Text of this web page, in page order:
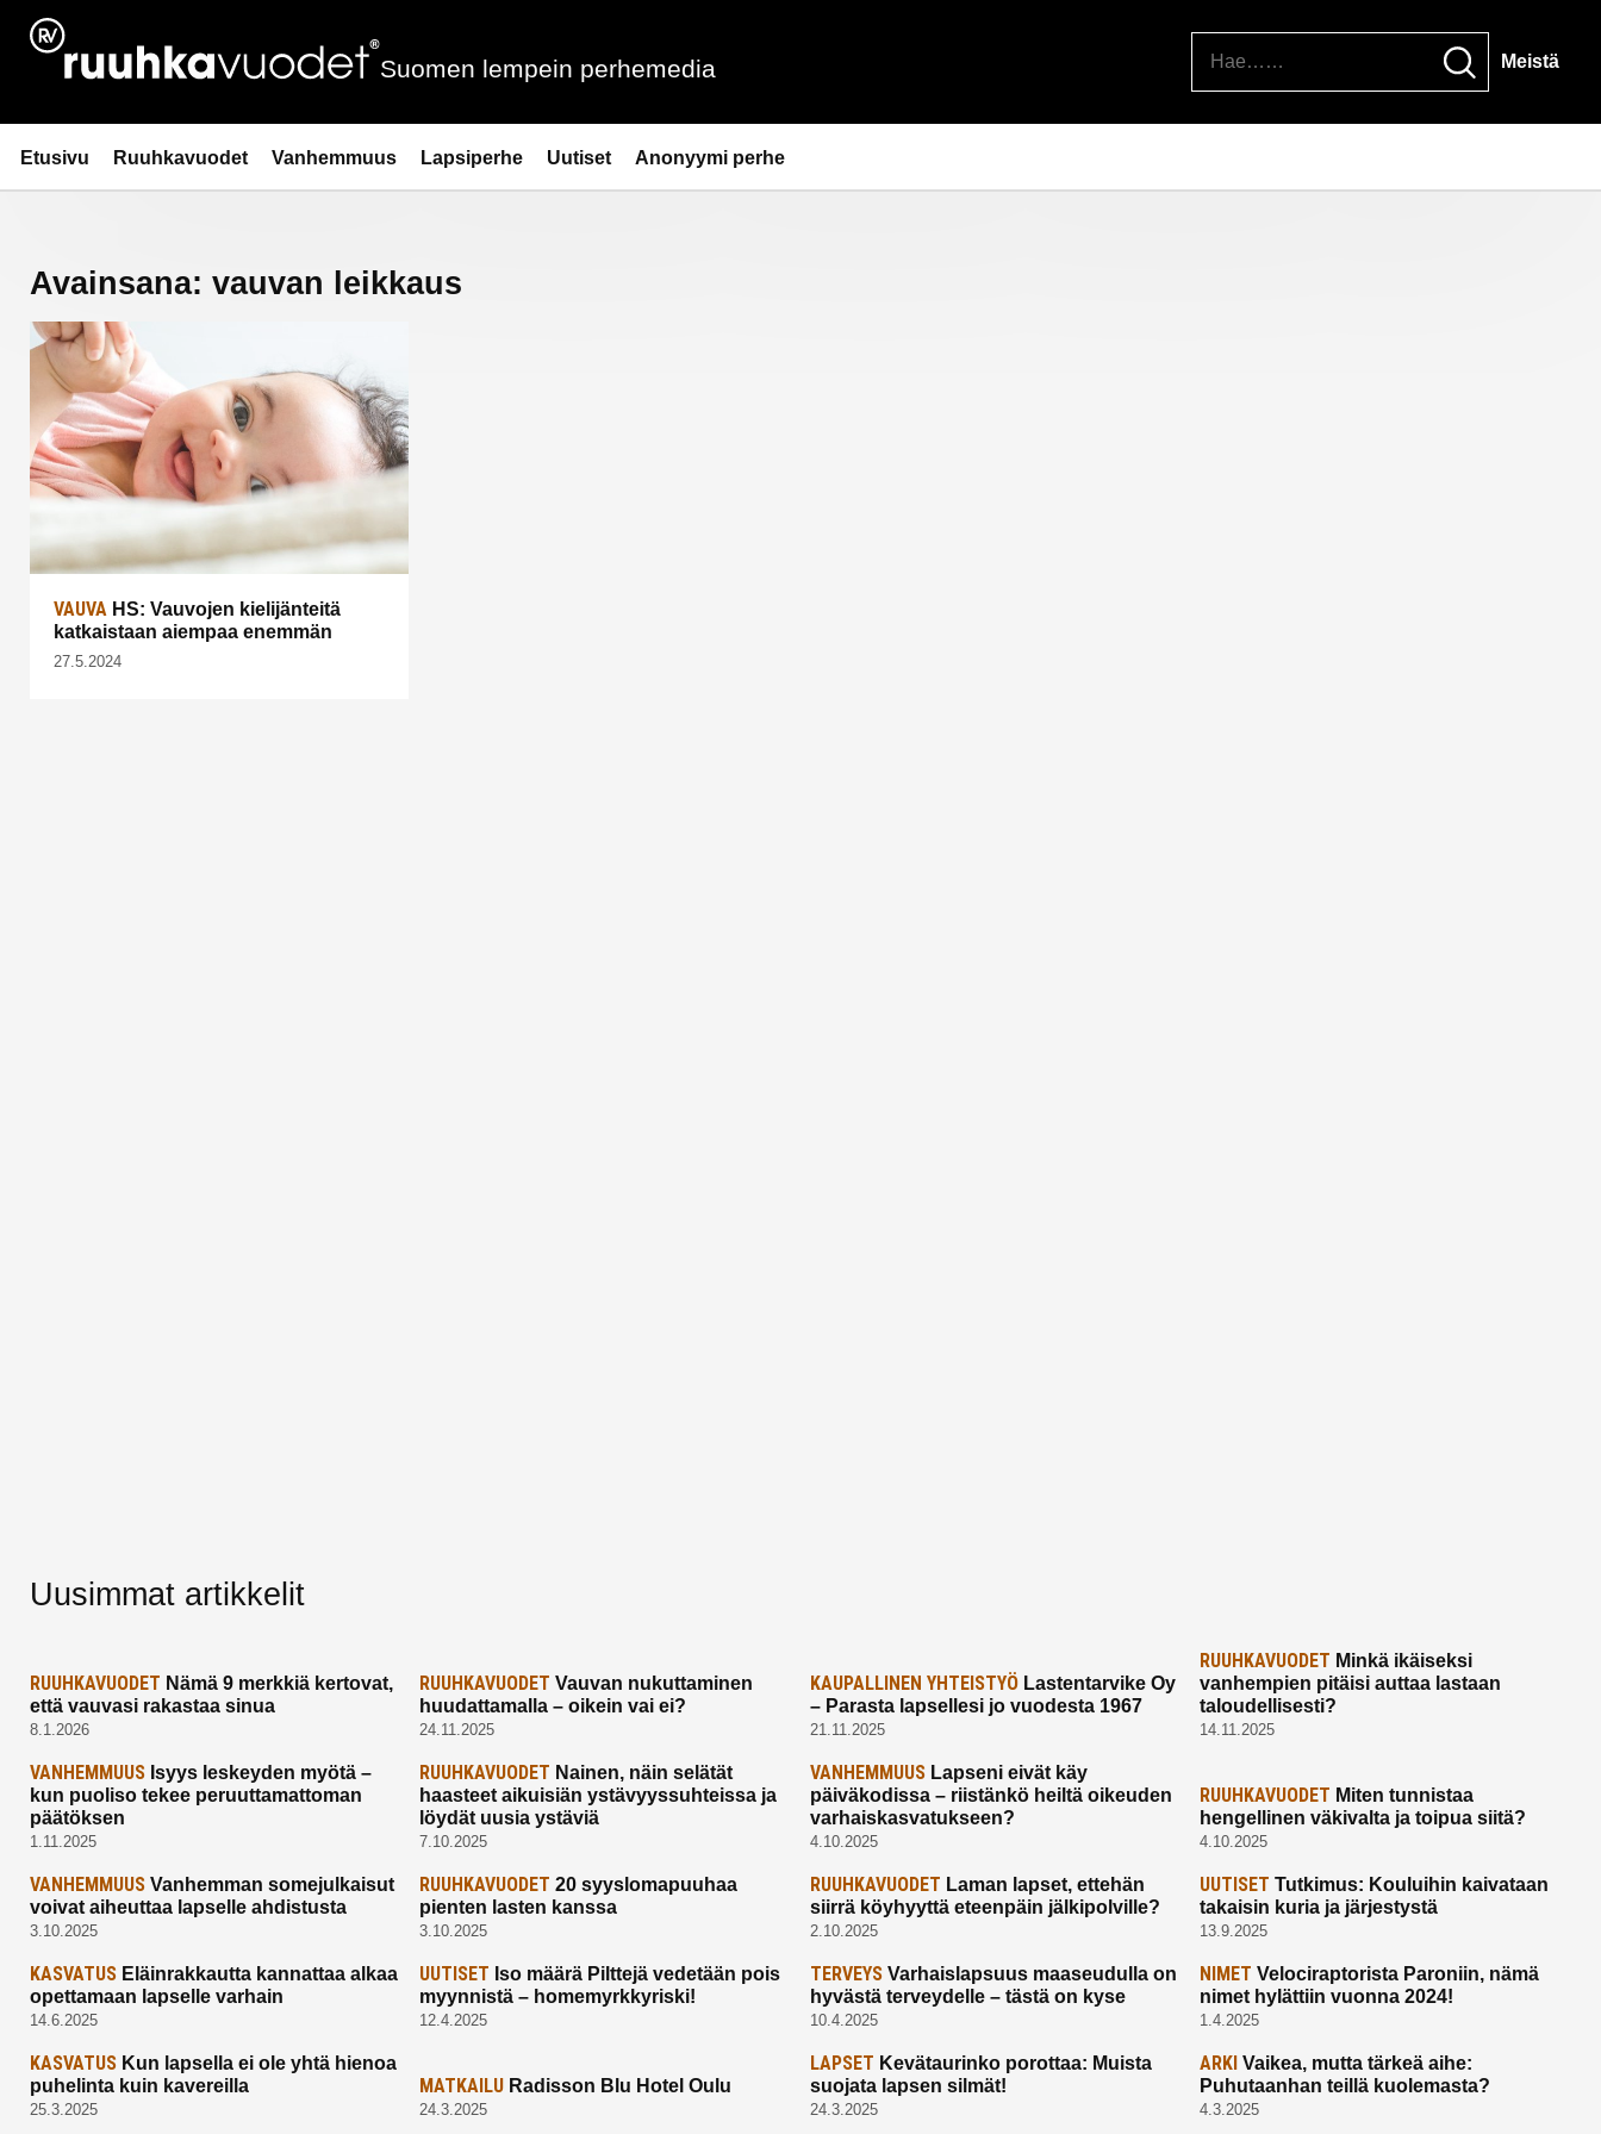
Siirry
sisältöön
Ruuhkavuodet.fi
Suomen lempein perhemedia Meistä
Etusivu Ruuhkavuodet Vanhemmuus Lapsiperhe Uutiset Anonyymi perhe
Avainsana: vauvan leikkaus
VAUVA HS: Vauvojen kielijänteitä
katkaistaan aiempaa enemmän
27.5.2024
Uusimmat artikkelit
RUUHKAVUODET Nämä 9 merkkiä kertovat,
että vauvasi rakastaa sinua
8.1.2026
RUUHKAVUODET Vauvan nukuttaminen
huudattamalla – oikein vai ei?
24.11.2025
KAUPALLINEN YHTEISTYÖLastentarvike Oy
– Parasta lapsellesi jo vuodesta 1967
21.11.2025
RUUHKAVUODET Minkä ikäiseksi
vanhempien pitäisi auttaa lastaan
taloudellisesti?
14.11.2025
VANHEMMUUS Isyys leskeyden myötä –
kun puoliso tekee peruuttamattoman
päätöksen
1.11.2025
RUUHKAVUODET Nainen, näin selätät
haasteet aikuisiän ystävyyssuhteissa ja
löydät uusia ystäviä
7.10.2025
VANHEMMUUSLapseni eivät käy
päiväkodissa – riistänkö heiltä oikeuden
varhaiskasvatukseen?
4.10.2025
RUUHKAVUODET Miten tunnistaa
hengellinen väkivalta ja toipua siitä?
4.10.2025
VANHEMMUUS Vanhemman somejulkaisut
voivat aiheuttaa lapselle ahdistusta
3.10.2025
RUUHKAVUODET 20 syyslomapuuhaa
pienten lasten kanssa
3.10.2025
RUUHKAVUODET Laman lapset, ettehän
siirrä köyhyyttä eteenpäin jälkipolville?
2.10.2025
UUTISET Tutkimus: Kouluihin kaivataan
takaisin kuria ja järjestystä
13.9.2025
KASVATUS Eläinrakkautta kannattaa alkaa
opettamaan lapselle varhain
14.6.2025
UUTISET Iso määrä Pilttejä vedetään pois
myynnistä – homemyrkkyriski!
12.4.2025
TERVEYSVarhaislapsuus maaseudulla on
hyvästä terveydelle – tästä on kyse
10.4.2025
NIMET Velociraptorista Paroniin, nämä
nimet hylättiin vuonna 2024!
1.4.2025
KASVATUS Kun lapsella ei ole yhtä hienoa
puhelinta kuin kavereilla
25.3.2025
MATKAILU Radisson Blu Hotel Oulu
24.3.2025
LAPSET Kevätaurinko porottaa: Muista
suojata lapsen silmät!
24.3.2025
ARKI Vaikea, mutta tärkeä aihe:
Puhutaanhan teillä kuolemasta?
4.3.2025